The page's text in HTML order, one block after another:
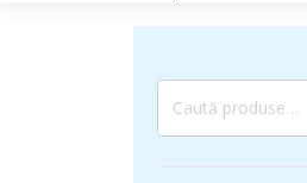
Caută